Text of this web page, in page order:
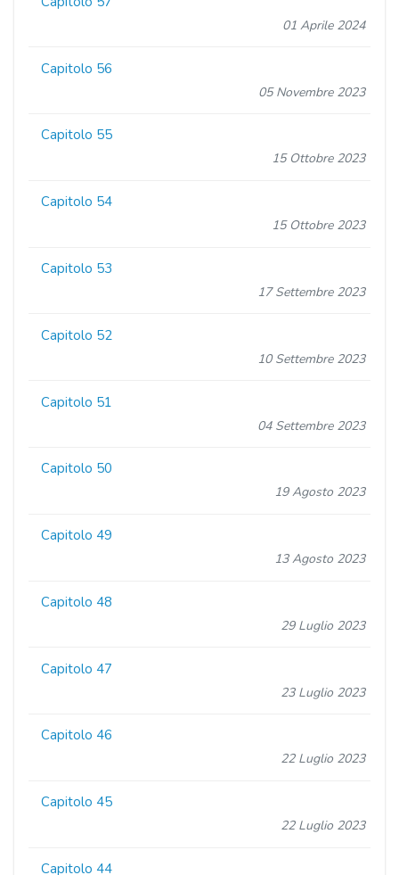
01 Aprile 2024
Capitolo 56
05 Novembre 2023
Capitolo 55
15 Ottobre 2023
Capitolo 54
15 Ottobre 2023
Capitolo 53
17 Settembre 2023
Capitolo 52
10 Settembre 2023
Capitolo 51
04 Settembre 2023
Capitolo 50
19 Agosto 2023
Capitolo 49
13 Agosto 2023
Capitolo 48
29 Luglio 2023
Capitolo 47
23 Luglio 2023
Capitolo 46
22 Luglio 2023
Capitolo 45
22 Luglio 2023
Capitolo 44